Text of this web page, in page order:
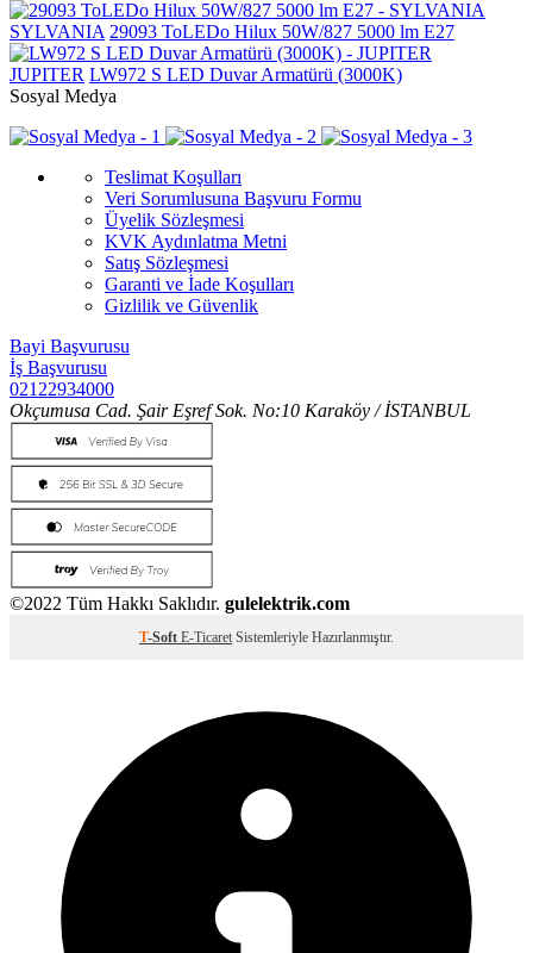
SYLVANIA 29093 ToLEDo Hilux 50W/827 5000 lm E27
JUPITER LW972 S LED Duvar Armatürü (3000K)
Sosyal Medya
Teslimat Koşulları
Veri Sorumlusuna Başvuru Formu
Üyelik Sözleşmesi
KVK Aydınlatma Metni
Satış Sözleşmesi
Garanti ve İade Koşulları
Gizlilik ve Güvenlik
Bayi Başvurusu
İş Başvurusu
02122934000
Okçumusa Cad. Şair Eşref Sok. No:10 Karaköy / İSTANBUL
©2022 Tüm Hakkı Saklıdır. gulelektrik.com
T-Soft E-Ticaret Sistemleriyle Hazırlanmıştır.